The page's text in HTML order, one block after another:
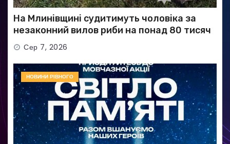
На Млинівщині судитимуть чоловіка за
незаконний вилов риби на понад 80 тисяч
гривень
Сер 7, 2026
НОВИНИ РІВНОГО